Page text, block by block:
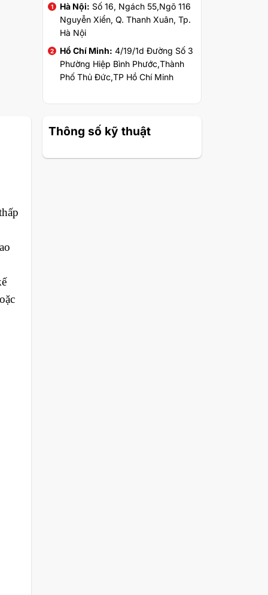
Hà Nội: Số 16, Ngách 55,Ngõ 116
Nguyễn Xiển, Q. Thanh Xuân, Tp.
Hà Nội
Hồ Chí Minh: 4/19/1d Đường Số 3
Phường Hiệp Bình Phước,Thành
Phố Thủ Đức,TP Hồ Chí Minh
Thông số kỹ thuật